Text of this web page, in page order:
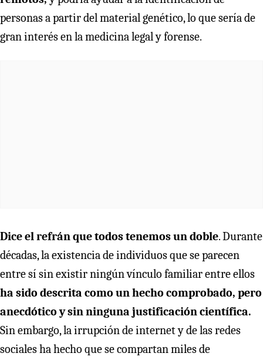
personas a partir del material genético, lo que sería de
gran interés en la medicina legal y forense.
Dice el refrán que todos tenemos un doble. Durante
décadas, la existencia de individuos que se parecen
entre sí sin existir ningún vínculo familiar entre ellos
ha sido descrita como un hecho comprobado, pero
anecdótico y sin ninguna justificación científica.
Sin embargo, la irrupción de internet y de las redes
sociales ha hecho que se compartan miles de